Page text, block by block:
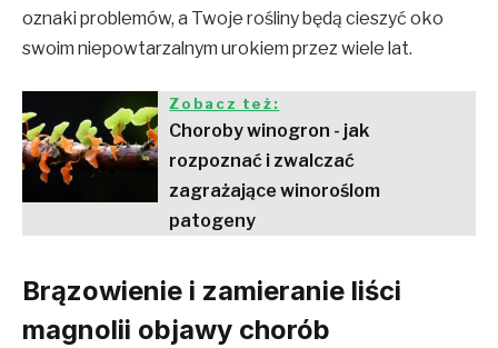
oznaki problemów, a Twoje rośliny będą cieszyć oko
swoim niepowtarzalnym urokiem przez wiele lat.
Zobacz też:
Choroby winogron - jak
rozpoznać i zwalczać
zagrażające winoroślom
patogeny
Brązowienie i zamieranie liści
magnolii objawy chorób